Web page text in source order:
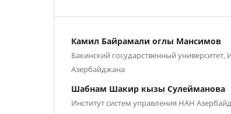
Камил Байрамали оглы Мансимов
Бакинский государственный
Азербайджана
Шабнам Шакир кызы Сулейманова
Институт систем управления НАН